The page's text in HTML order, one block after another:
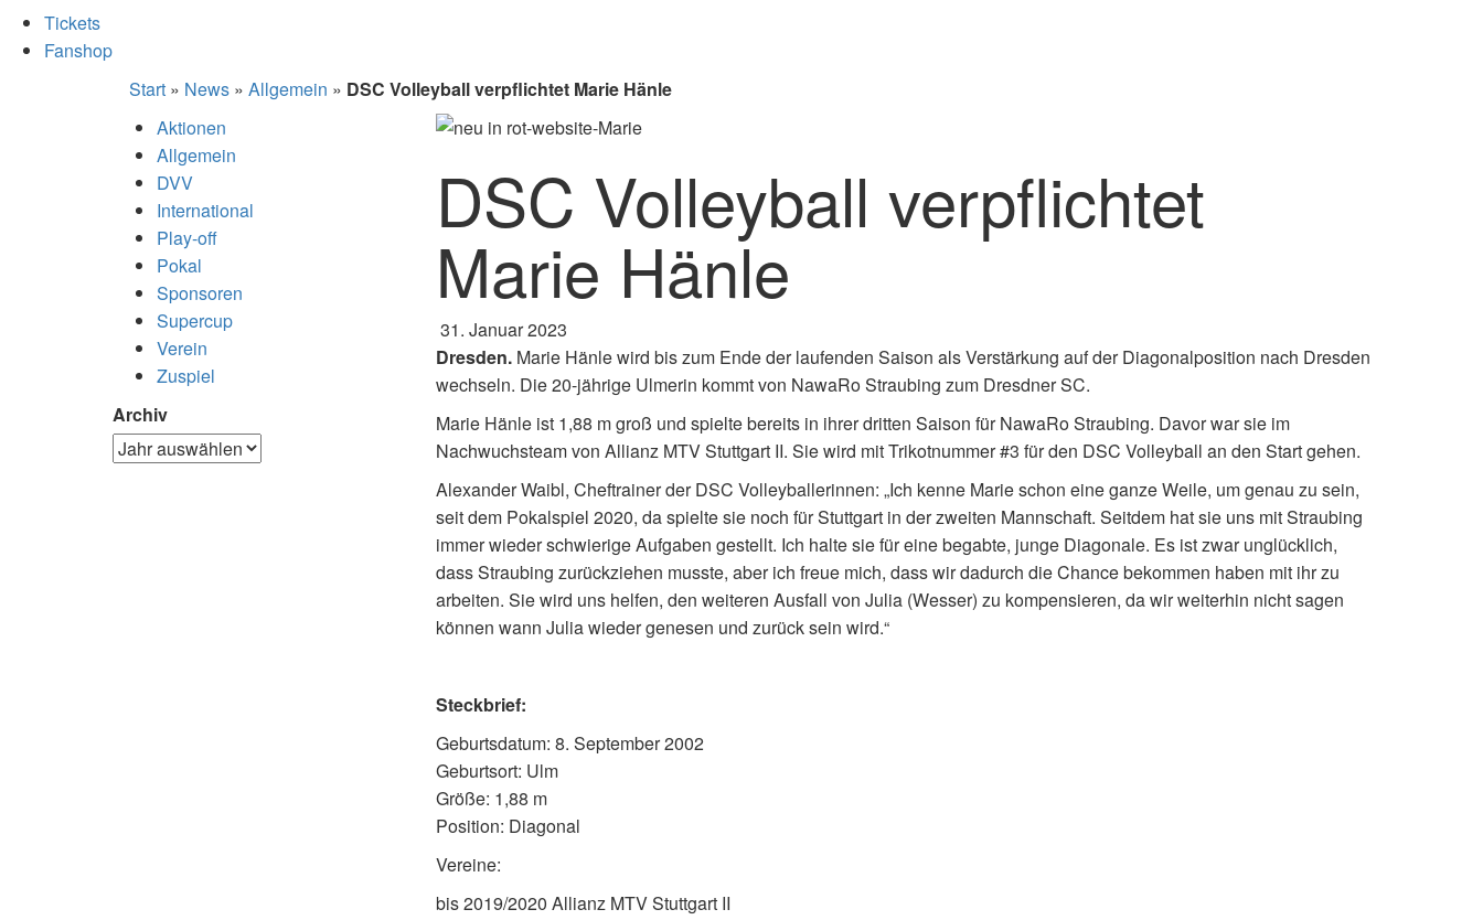
Tickets
Fanshop
Start » News » Allgemein » DSC Volleyball verpflichtet Marie Hänle
DSC Volleyball verpflichtet
Marie Hänle
31. Januar 2023
Dresden.Marie Hänle wird bis zum Ende der laufenden Saison als Verstärkung auf der Diagonalposition nach Dresden
wechseln. Die 20-jährige Ulmerin kommt von NawaRo Straubing zum Dresdner SC.
Marie Hänle ist 1,88 m groß und spielte bereits in ihrer dritten Saison für NawaRo Straubing. Davor war sie im
Nachwuchsteam von Allianz MTV Stuttgart II. Sie wird mit Trikotnummer #3 für den DSC Volleyball an den Start gehen.
Alexander Waibl, Cheftrainer der DSC Volleyballerinnen: „Ich kenne Marie schon eine ganze Weile, um genau zu sein,
seit dem Pokalspiel 2020, da spielte sie noch für Stuttgart in der zweiten Mannschaft. Seitdem hat sie uns mit Straubing
immer wieder schwierige Aufgaben gestellt. Ich halte sie für eine begabte, junge Diagonale. Es ist zwar unglücklich,
dass Straubing zurückziehen musste, aber ich freue mich, dass wir dadurch die Chance bekommen haben mit ihr zu
arbeiten. Sie wird uns helfen, den weiteren Ausfall von Julia (Wesser) zu kompensieren, da wir weiterhin nicht sagen
können wann Julia wieder genesen und zurück sein wird.“
Steckbrief:
Geburtsdatum: 8. September 2002
Geburtsort: Ulm
Größe: 1,88 m
Position: Diagonal
Vereine:
bis 2019/2020 Allianz MTV Stuttgart II
Aktionen
Allgemein
DVV
International
Play-off
Pokal
Sponsoren
Supercup
Verein
Zuspiel
Archiv